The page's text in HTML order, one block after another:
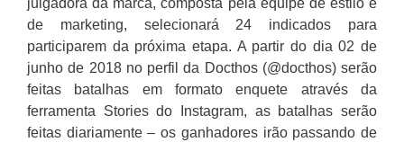
julgadora da marca, composta pela equipe de estilo e
de marketing, selecionará 24 indicados para
participarem da próxima etapa. A partir do dia 02 de
junho de 2018 no perfil da Docthos (@docthos) serão
feitas batalhas em formato enquete através da
ferramenta Stories do Instagram, as batalhas serão
feitas diariamente – os ganhadores irão passando de